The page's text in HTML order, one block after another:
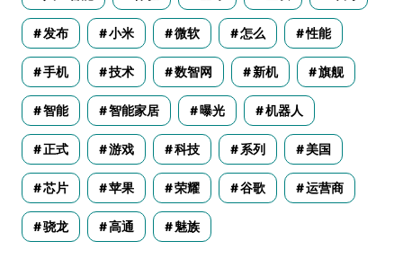
发布 小米 微软 怎么 性能
手机 技术 数智网 新机 旗舰
智能 智能家居 曝光 机器人
正式 游戏 科技 系列 美国
芯片 苹果 荣耀 谷歌 运营商
骁龙 高通 魅族